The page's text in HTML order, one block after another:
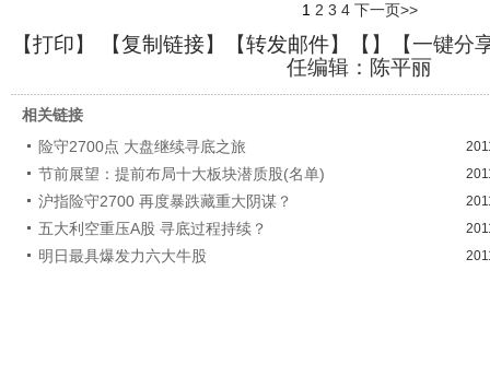
1 2 3 4 下一页>>
【打印】 【复制链接】【转发邮件】【 】
【一键分
任编辑：陈平丽
相关链接
险守2700点 大盘继续寻底之旅
节前展望：提前布局十大板块潜质股(名单)
沪指险守2700 再度暴跌藏重大阴谋？
五大利空重压A股 寻底过程持续？
明日最具爆发力六大牛股